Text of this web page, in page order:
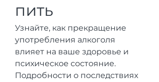
пить
Узнайте, как прекращение
употребления алкоголя
влияет на ваше здоровье и
психическое состояние.
Подробности о последствиях